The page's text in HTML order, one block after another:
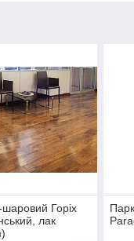
Горіх
лак